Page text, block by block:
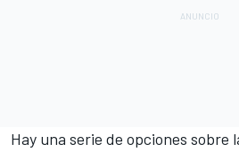
Hay una serie de opciones sobre